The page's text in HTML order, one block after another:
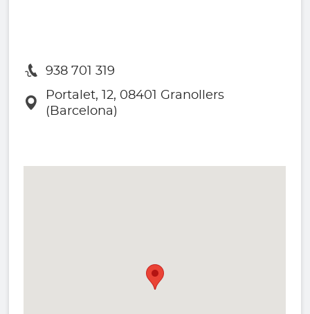
938 701 319
Portalet, 12, 08401 Granollers
(Barcelona)